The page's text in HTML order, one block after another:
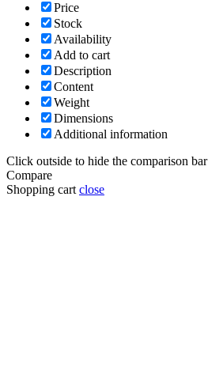
Price
Stock
Availability
Add to cart
Description
Content
Weight
Dimensions
Additional information
Click outside to hide the comparison bar
Compare
Shopping cart close